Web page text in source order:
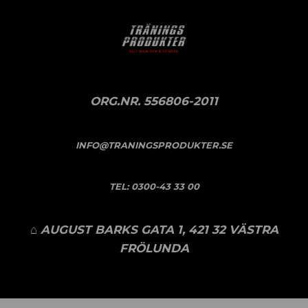
ORG.NR. 556806-2011
INFO@TRANINGSPRODUKTER.SE
TEL:0300-43 33 00
⌂ AUGUST BARKS GATA 1, 421 32 VÄSTRA
FRÖLUNDA